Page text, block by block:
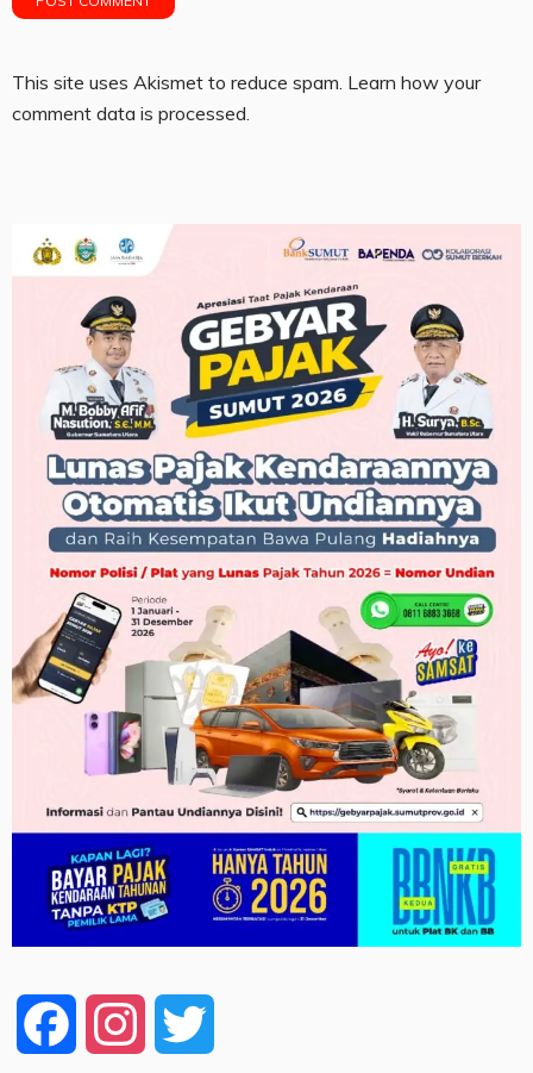
This site uses Akismet to reduce spam. Learn how your
comment data is processed.
Facebook Instagram